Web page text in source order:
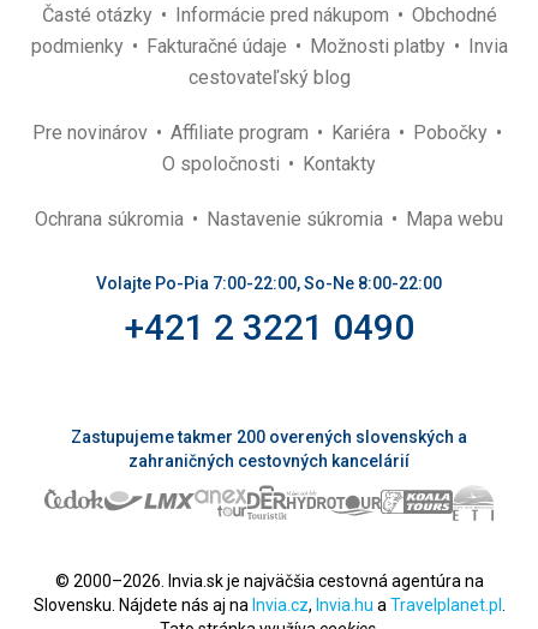
Časté otázky Informácie pred nákupom
Obchodné
podmienky
Fakturačné údaje Možnosti platby
Invia
cestovateľský blog
Pre novinárov Affiliate program Kariéra
Pobočky
O spoločnosti
Kontakty
Ochrana súkromia Nastavenie súkromia Mapa webu
Volajte Po-Pia 7:00-22:00, So-Ne 8:00-22:00
+421 2 3221 0490
Zastupujeme takmer 200 overených slovenských a
zahraničných cestovných kancelárií
© 2000–2026. Invia.sk je najväčšia cestovná agentúra na
Slovensku. Nájdete nás aj na Invia.cz, Invia.hu a Travelplanet.pl